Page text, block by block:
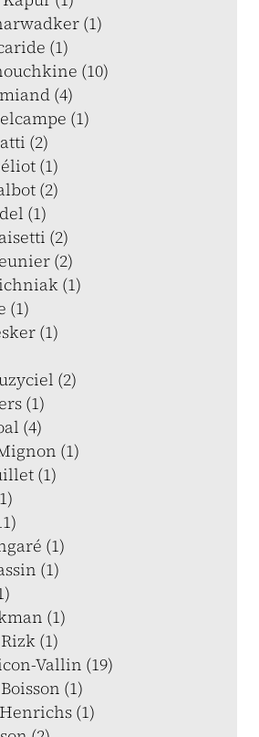
(1)
(1)
(10)
(4)
(1)
(2)
(1)
(2)
(1)
(2)
(2)
(1)
(1)
(1)
(2)
(1)
(4)
(1)
(1)
(1)
(1)
(1)
(1)
Vallin (19)
(1)
(1)